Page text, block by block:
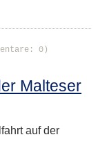
0)
Malteser
auf der